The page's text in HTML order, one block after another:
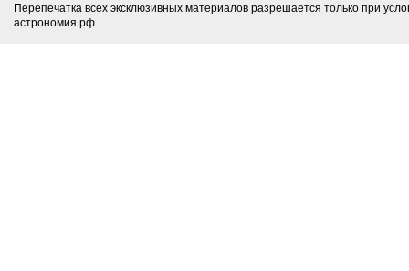
Перепечатка всех эксклюзивных материалов разрешается только при
астрономия.рф